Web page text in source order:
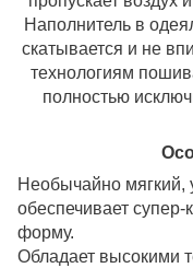
Наполнитель в
скатывается и не
технологиям
полностью
Необычайно мягкий,
обеспечивает
форму.
Обладает высокими